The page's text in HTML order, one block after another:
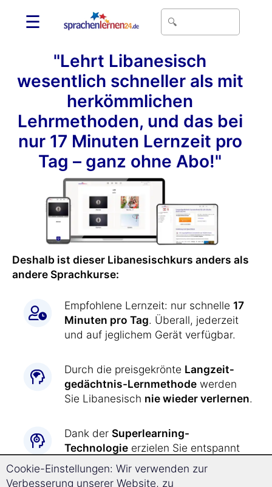
☰
"Lehrt Libanesisch
wesentlich schneller als mit
herkömmlichen
Lehrmethoden, und das bei
nur 17 Minuten Lernzeit pro
Tag – ganz ohne Abo!"
Deshalb ist dieser Libanesischkurs anders als
andere Sprachkurse:
Empfohlene Lernzeit: nur schnelle 17
Minuten pro Tag. Überall, jederzeit
und auf jeglichem Gerät verfügbar.
Durch die preisgekrönte Langzeit­
gedächtnis-Lernmethode werden
Sie Libanesisch nie wieder verlernen.
Dank der Superlearning-
Technologie erzielen Sie entspannt
einen
deutlich schnelleren
Fortschrittund können sich besser
Cookie-Einstellungen: Wir verwenden zur
Verbesserung unserer Website, zu